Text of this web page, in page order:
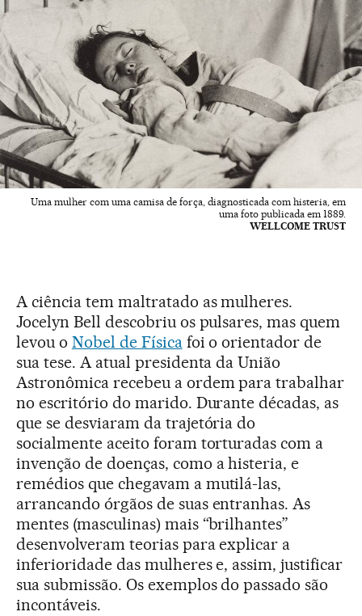
Uma mulher com uma camisa de força, diagnosticada com histeria, em
uma foto publicada em 1889.
WELLCOME TRUST
A ciência tem maltratado as mulheres.
Jocelyn Bell descobriu os pulsares, mas quem
levou o Nobel de Físicafoi o orientador de
sua tese. A atual presidenta da União
Astronômica recebeu a ordem para trabalhar
no escritório do marido. Durante décadas, as
que se desviaram da trajetória do
socialmente aceito foram torturadas com a
invenção de doenças, como a histeria, e
remédios que chegavam a mutilá-las,
arrancando órgãos de suas entranhas. As
mentes (masculinas) mais “brilhantes”
desenvolveram teorias para explicar a
inferioridade das mulheres e, assim, justificar
sua submissão. Os exemplos do passado são
incontáveis.